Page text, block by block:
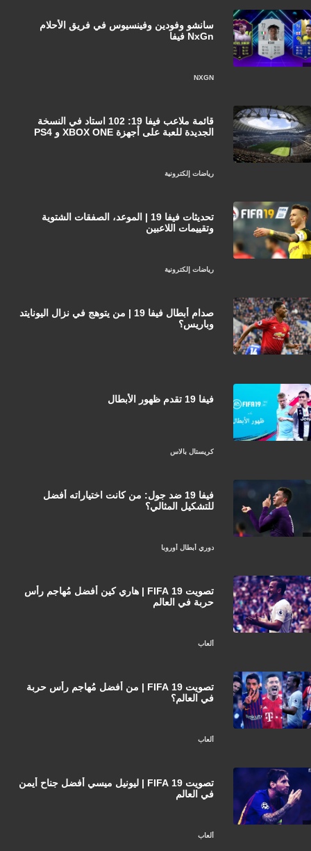
NXGN
سانشو وفودين وفينسيوس في فريق الأحلام
NxGn فيفا
رياضات إلكترونية
قائمة ملاعب فيفا 19: 102 استاد في النسخة
الجديدة للعبة على أجهزة XBOX ONE و PS4
رياضات إلكترونية
تحديثات فيفا 19 | الموعد، الصفقات الشتوية
وتقييمات اللاعبين
صدام أبطال فيفا 19 | من يتوهج في نزال اليونايتد
وباريس؟
كريستال بالاس
فيفا 19 تقدم ظهور الأبطال
دوري أبطال أوروبا
فيفا 19 ضد جول: من كانت اختياراته أفضل
للتشكيل المثالي؟
ألعاب
تصويت FIFA 19 | هاري كين أفضل مُهاجم رأس
حربة في العالم
ألعاب
تصويت FIFA 19 | من أفضل مُهاجم رأس حربة
في العالم؟
ألعاب
تصويت FIFA 19 | ليونيل ميسي أفضل جناح أيمن
في العالم